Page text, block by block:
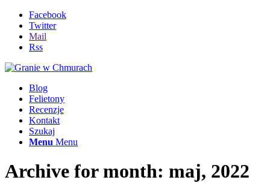
Facebook
Twitter
Mail
Rss
Blog
Felietony
Recenzje
Kontakt
Szukaj
Menu Menu
Archive for month: maj, 2022